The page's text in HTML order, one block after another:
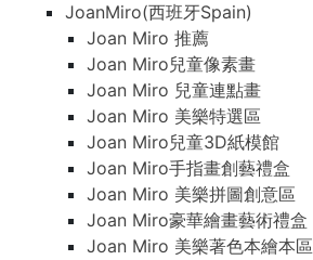
JoanMiro(西班牙Spain)
Joan Miro 推薦
Joan Miro兒童像素畫
Joan Miro 兒童連點畫
Joan Miro 美樂特選區
Joan Miro兒童3D紙模館
Joan Miro手指畫創藝禮盒
Joan Miro 美樂拼圖創意區
Joan Miro豪華繪畫藝術禮盒
Joan Miro 美樂著色本繪本區